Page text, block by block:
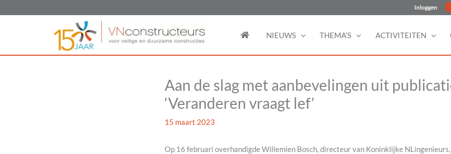
Inloggen
NIEUWS THEMA’S ACTIVITEITEN
Aan de slag met aanbevelingen uit
‘Veranderen vraagt lef’
15 maart 2023
Op 16 februari overhandigde Willemien Bosch, directeur van Koninklijke